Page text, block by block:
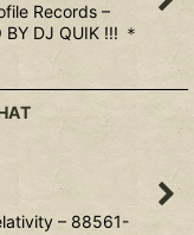
Records –
DJ QUIK !!! ＊
– 88561-